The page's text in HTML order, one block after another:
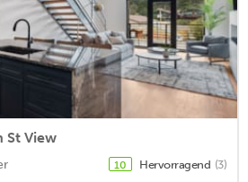
St View
10 Hervorragend (3)